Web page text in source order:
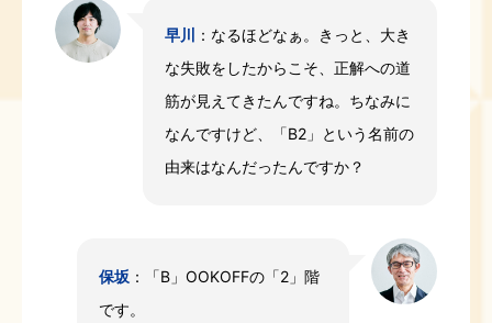
早川
：なるほどなぁ。きっと、大き
な失敗をしたからこそ、正解への道
筋が見えてきたんですね。ちなみに
なんですけど、「B2」という名前の
由来はなんだったんですか？
保坂 ：「B」OOKOFFの「2」階
です。